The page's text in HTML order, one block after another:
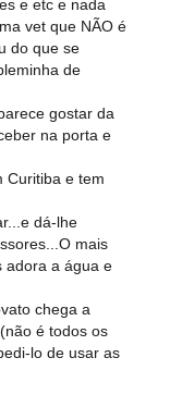
e etc e nada
vet que NÃO é
do que se
de
gostar da
na porta e
Curitiba e tem
dá-lhe
mais
adora a água e
chega a
é todos os
lo de usar as